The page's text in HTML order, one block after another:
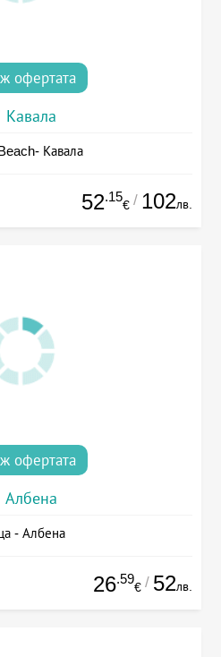
офертата
Кавала
Кавала
52.15
€ / 102лв.
офертата
Албена
- Албена
26.59
€ / 52лв.